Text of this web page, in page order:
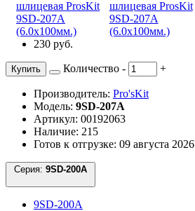
230 руб.
Купить Количество - +
Производитель: Pro'sKit
Модель: 9SD-207A
Артикул: 00192063
Наличие: 215
Готов к отгрузке: 09 августа 2026
Серия:
9SD-200A